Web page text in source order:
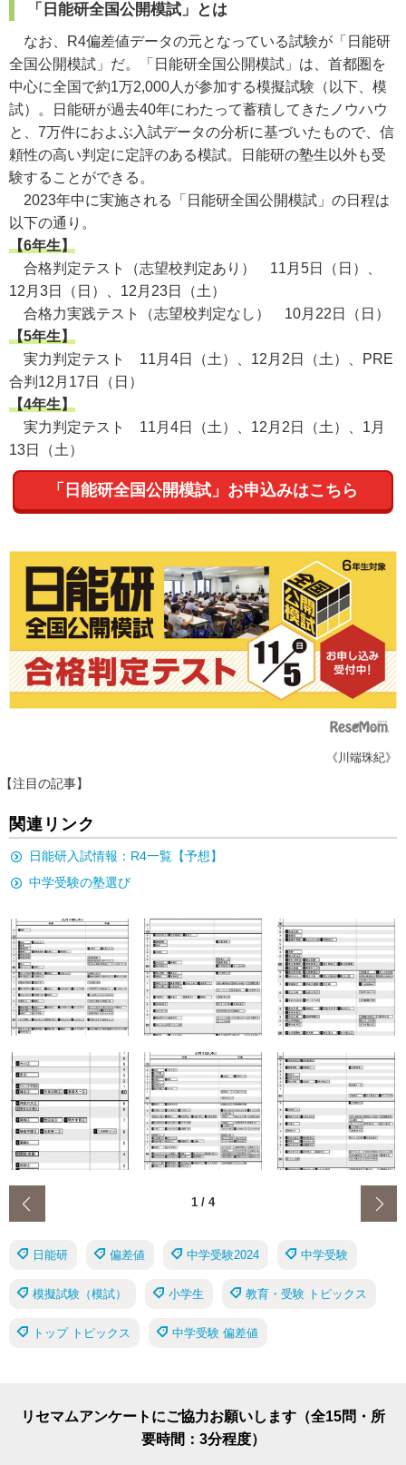
「日能研全国公開模試」とは
なお、R4偏差値データの元となっている試験が「日能研
全国公開模試」だ。「日能研全国公開模試」は、首都圏を
中心に全国で約1万2,000人が参加する模擬試験（以下、模
試）。日能研が過去40年にわたって蓄積してきたノウハウ
と、7万件におよぶ入試データの分析に基づいたもので、信
頼性の高い判定に定評のある模試。日能研の塾生以外も受
験することができる。
2023年中に実施される「日能研全国公開模試」の日程は
以下の通り。
【6年生】
合格判定テスト（志望校判定あり） 11月5日（日）、
12月3日（日）、12月23日（土）
合格力実践テスト（志望校判定なし） 10月22日（日）
【5年生】
実力判定テスト 11月4日（土）、12月2日（土）、PRE
合判12月17日（日）
【4年生】
実力判定テスト 11月4日（土）、12月2日（土）、1月
13日（土）
「日能研全国公開模試」お申込みはこちら
《川端珠紀》
【注目の記事】
関連リンク
日能研入試情報：R4一覧【予想】
中学受験の塾選び
1 / 4
日能研 偏差値 中学受験2024 中学受験
模擬試験（模試） 小学生 教育・受験 トピックス
トップ トピックス 中学受験 偏差値
リセマムアンケートにご協力お願いします（全15問・所
要時間：3分程度）